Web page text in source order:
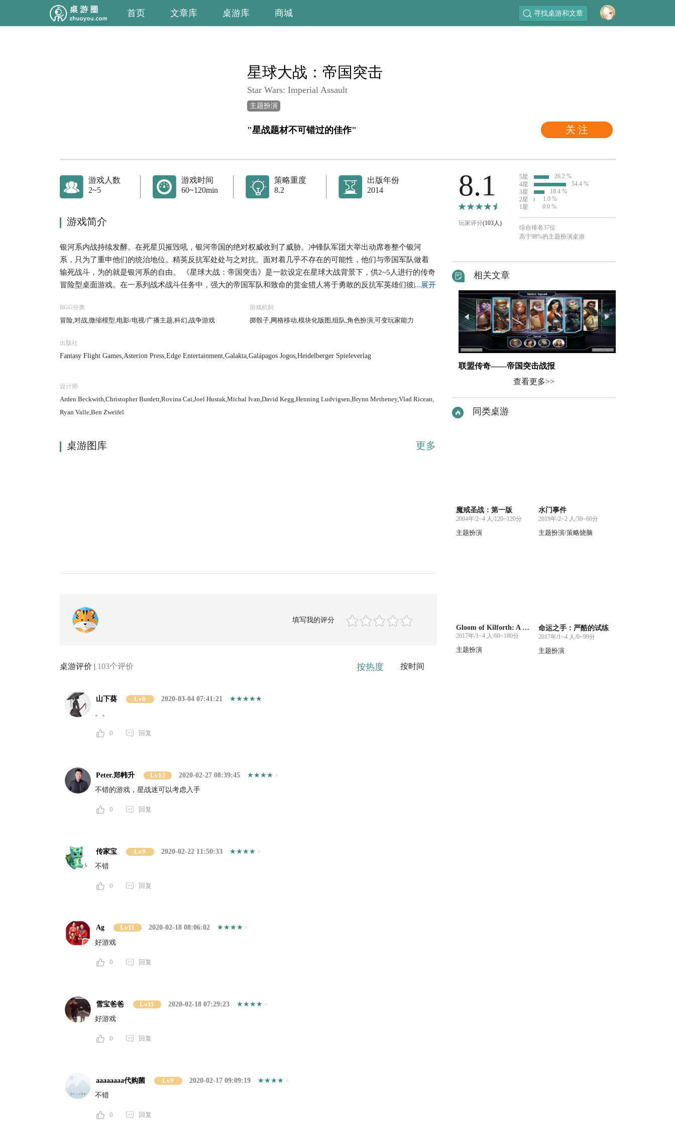
首页 文章库 桌游库 商城 寻找桌游和文章
关 注
星球大战：帝国突击
Star Wars: Imperial Assault
主题扮演
"星战题材不可错过的佳作"
游戏人数
2~5
游戏时间
60~120min
策略重度
8.2
出版年份
2014
游戏简介
银河系内战持续发酵。在死星贝摧毁吼，银河帝国的绝对权威收到了威胁。冲锋队军团大举出动席卷整个银河
系，只为了重申他们的统治地位。精英反抗军处处与之对抗。面对着几乎不存在的可能性，他们与帝国军队做着
输死战斗，为的就是银河系的自由。 《星球大战：帝国突击》是一款设定在星球大战背景下，供2~5人进行的传奇
冒险型桌面游戏。在一系列战术战斗任务中，强大的帝国军队和致命的赏金猎人将于勇敢的反抗军英雄们彼此对
帝国与反抗军之间的对抗进程，直至最高潮的终极决战。 另外，特殊的一对一规则还允许玩家组建自己的部队，
进行独立的战术任务游戏，大家可以重现星球大战传奇中的史诗场景，也可以创造完全属于自己的全新战斗！ 游
一个亲自改变遥远未来的银河系命运的机会。
...展开
BGG分类
冒险,对战,微缩模型,电影/电视/广播主题,科幻,战争游戏
游戏机制
掷骰子,网格移动,模块化版图,组队,角色扮演,可变玩家能力
出版社
Fantasy Flight Games,Asterion Press,Edge Entertainment,Galakta,Galápagos Jogos,Heidelberger Spieleverlag
设计师
Arden Beckwith,Christopher Burdett,Rovina Cai,Joel Hustak,Michal Ivan,David Kegg,Henning Ludvigsen,Brynn Metheney,Vlad Ricean,
Ryan Valle,Ben Zweifel
桌游图库 更多
填写我的评分
桌游评价 | 103个评价 按热度 按时间
山下葵 Lv8
2020-03-04 07:41:21
。。
0 回复
Peter.郑帏升 Lv12
2020-02-27 08:39:45
不错的游戏，星战迷可以考虑入手
0 回复
传家宝 Lv9
2020-02-22 11:50:33
不错
0 回复
Ag Lv11
2020-02-18 08:06:02
好游戏
0 回复
雪宝爸爸 Lv11
2020-02-18 07:29:23
好游戏
0 回复
aaaaaaaa代购菌 Lv9
2020-02-17 09:09:19
不错
0 回复
8.1
玩家评分(103人)
5星
26.2 %
4星
54.4 %
3星
18.4 %
2星
1.0 %
1星
0.0 %
综合排名37位
高于98%的主题扮演桌游
相关文章
联盟传奇——帝国突击战报
查看更多>>
同类桌游
魔戒圣战：第一版
2004年/2~4 人/120~120分
主题扮演
水门事件
2019年/2~2 人/30~60分
主题扮演/策略烧脑
Gloom of Kilforth: A Fantasy Quest Game
2017年/1~4 人/60~180分
主题扮演
命运之手：严酷的试练
2017年/1~4 人/0~99分
主题扮演